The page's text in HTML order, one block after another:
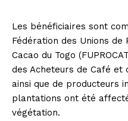
Les bénéficiaires sont
Fédération des Unions
Cacao du Togo
des Acheteurs de Café et
ainsi que de producteurs
plantations ont été
végétation.